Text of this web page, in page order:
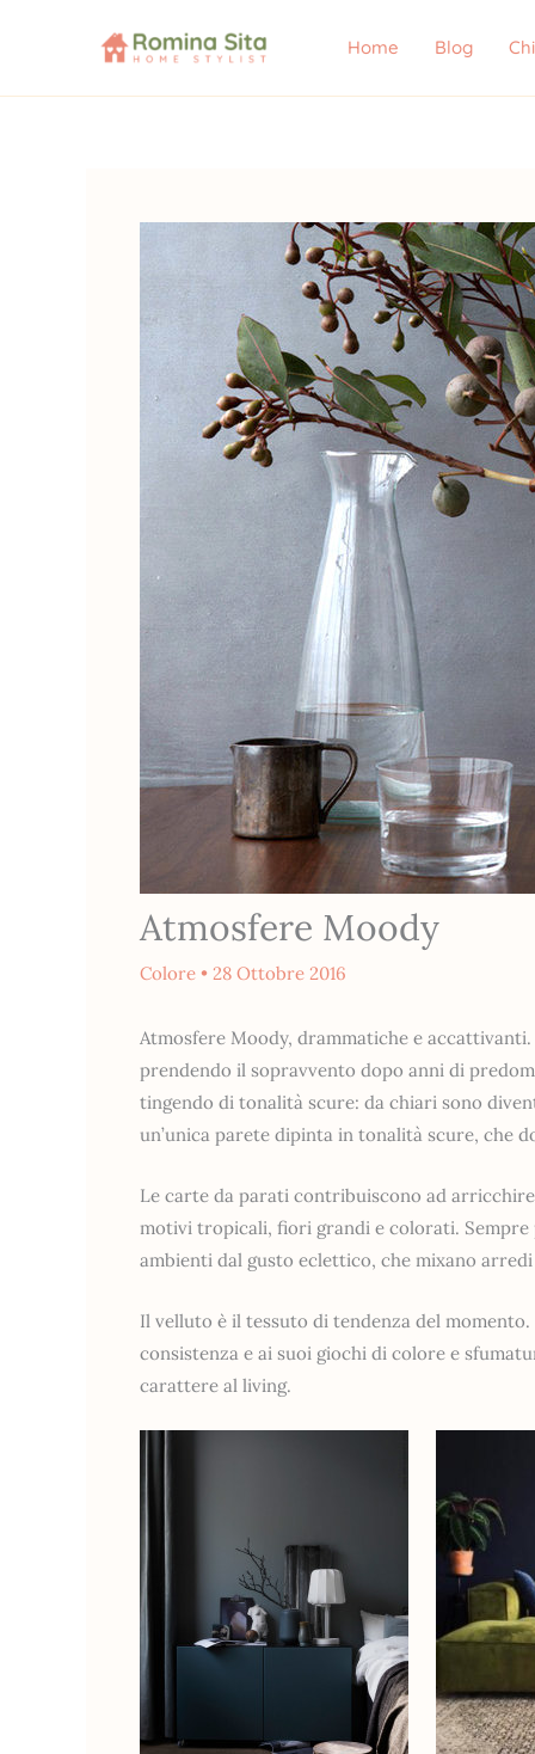
Home Blog
Atmosfere Moody
Colore • 28 Ottobre 2016
Atmosfere Moody, drammatiche e
prendendo il sopravvento dopo anni di
tingendo di tonalità scure: da chiari sono
un’unica parete dipinta in tonalità scure, che
Le carte da parati contribuiscono ad
motivi tropicali, fiori grandi e colorati. Sempre
ambienti dal gusto eclettico, che mixano
Il velluto è il tessuto di tendenza del
consistenza e ai suoi giochi di colore e
carattere al living.